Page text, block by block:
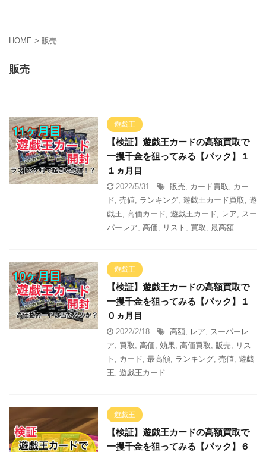
HOME > 販売
販売
遊戯王
【検証】遊戯王カードの高額買取で
一攫千金を狙ってみる【パック】１
１ヵ月目
2022/5/31 販売, カード買取 , カー
ド, 売値, ランキング, 遊戯王カード買取 , 遊
戯王, 高価カード, 遊戯王カード, レア, スー
パーレア, 高価, リスト , 買取 , 最高額
遊戯王
【検証】遊戯王カードの高額買取で
一攫千金を狙ってみる【パック】１
０ヵ月目
2022/2/18 高額, レア, スーパーレ
ア, 買取 , 高価, 効果, 高価買取 , 販売, リス
ト , カード, 最高額, ランキング, 売値, 遊戯
王, 遊戯王カード
遊戯王
【検証】遊戯王カードの高額買取で
一攫千金を狙ってみる【パック】６